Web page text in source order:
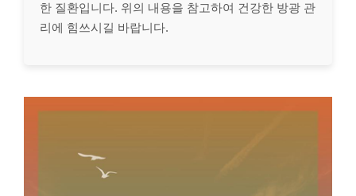
한 질환입니다. 위의 내용을 참고하여 건강한 방광 관
리에 힘쓰시길 바랍니다.